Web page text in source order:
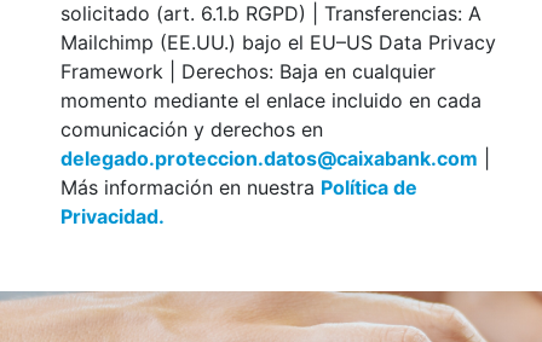
solicitado (art. 6.1.b RGPD) | Transferencias: A
Mailchimp (EE.UU.) bajo el EU–US Data Privacy
Framework | Derechos: Baja en cualquier
momento mediante el enlace incluido en cada
comunicación y derechos en
delegado.proteccion.datos@caixabank.com
Más información en nuestra Política de
Privacidad.